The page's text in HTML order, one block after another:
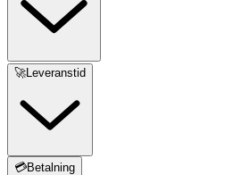
🚀Leveranstid
💳Betalning